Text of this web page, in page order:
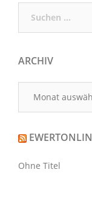
nach:
ARCHIV
Ohne Titel